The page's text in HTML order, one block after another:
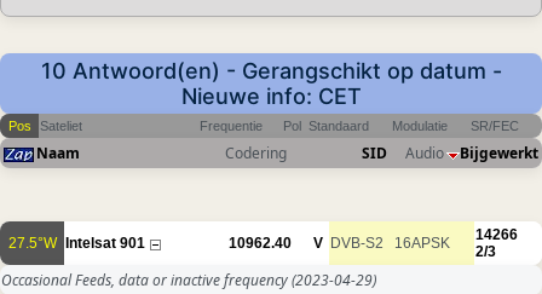
10 Antwoord(en) - Gerangschikt op datum -
Nieuwe info: CET
Pos Sateliet Frequentie Pol Standaard Modulatie SR/FEC
Naam Codering SID Audio Bijgewerkt
27.5°W Intelsat 901 10962.40 V DVB-S2 16APSK
14266
2/3
Occasional Feeds, data or inactive frequency(2023-04-29)